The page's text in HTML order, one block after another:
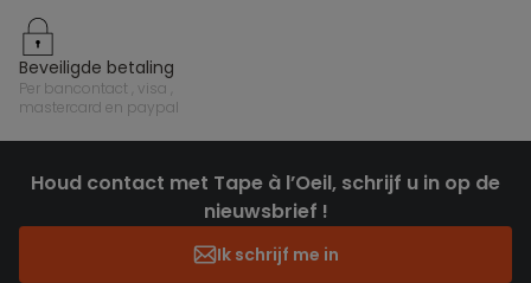
beveiligde betaling
per bancontact , visa ,
mastercard en paypal
Houd contact met Tape à l’Oeil, schrijf u in op de
nieuwsbrief !
Ik schrijf me in